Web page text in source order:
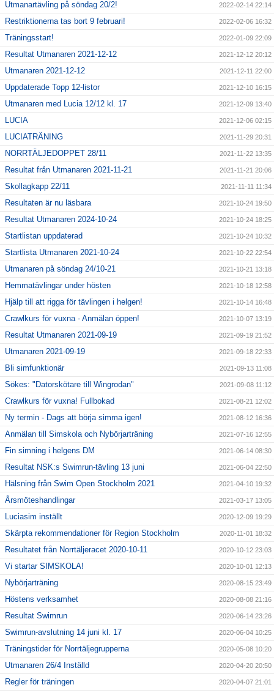
Utmanartävling på söndag 20/2! 2022-02-14 22:14
Restriktionerna tas bort 9 februari! 2022-02-06 16:32
Träningsstart! 2022-01-09 22:09
Resultat Utmanaren 2021-12-12 2021-12-12 20:12
Utmanaren 2021-12-12 2021-12-11 22:00
Uppdaterade Topp 12-listor 2021-12-10 16:15
Utmanaren med Lucia 12/12 kl. 17 2021-12-09 13:40
LUCIA 2021-12-06 02:15
LUCIATRÄNING 2021-11-29 20:31
NORRTÄLJEDOPPET 28/11 2021-11-22 13:35
Resultat från Utmanaren 2021-11-21 2021-11-21 20:06
Skollagkapp 22/11 2021-11-11 11:34
Resultaten är nu läsbara 2021-10-24 19:50
Resultat Utmanaren 2024-10-24 2021-10-24 18:25
Startlistan uppdaterad 2021-10-24 10:32
Startlista Utmanaren 2021-10-24 2021-10-22 22:54
Utmanaren på söndag 24/10-21 2021-10-21 13:18
Hemmatävlingar under hösten 2021-10-18 12:58
Hjälp till att rigga för tävlingen i helgen! 2021-10-14 16:48
Crawlkurs för vuxna - Anmälan öppen! 2021-10-07 13:19
Resultat Utmanaren 2021-09-19 2021-09-19 21:52
Utmanaren 2021-09-19 2021-09-18 22:33
Bli simfunktionär 2021-09-13 11:08
Sökes: "Datorskötare till Wingrodan" 2021-09-08 11:12
Crawlkurs för vuxna! Fullbokad 2021-08-21 12:02
Ny termin - Dags att börja simma igen! 2021-08-12 16:36
Anmälan till Simskola och Nybörjarträning 2021-07-16 12:55
Fin simning i helgens DM 2021-06-14 08:30
Resultat NSK:s Swimrun-tävling 13 juni 2021-06-04 22:50
Hälsning från Swim Open Stockholm 2021 2021-04-10 19:32
Årsmöteshandlingar 2021-03-17 13:05
Luciasim inställt 2020-12-09 19:29
Skärpta rekommendationer för Region Stockholm 2020-11-01 18:32
Resultatet från Norrtäljeracet 2020-10-11 2020-10-12 23:03
Vi startar SIMSKOLA! 2020-10-01 12:13
Nybörjarträning 2020-08-15 23:49
Höstens verksamhet 2020-08-08 21:16
Resultat Swimrun 2020-06-14 23:26
Swimrun-avslutning 14 juni kl. 17 2020-06-04 10:25
Träningstider för Norrtäljegrupperna 2020-05-08 10:20
Utmanaren 26/4 Inställd 2020-04-20 20:50
Regler för träningen 2020-04-07 21:01